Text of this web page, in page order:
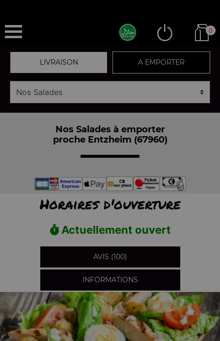
0
LIVRAISON A EMPORTER
Nos Salades à emporter
proche Entzheim (67960)
Horaires d'ouverture
Actuellement ouvert
AVIS (100)
INFORMATIONS